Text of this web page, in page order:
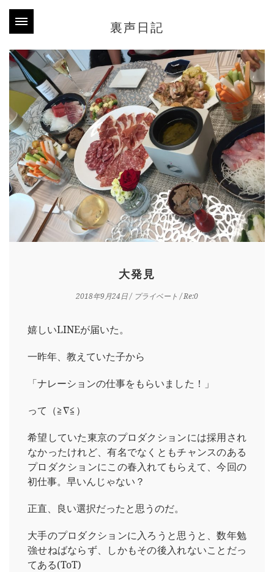
裏声日記
大発見
2018年9月24日/ プライベート / Re:0
嬉しいLINEが届いた。
一昨年、教えていた子から
「ナレーションの仕事をもらいました！」
って（≧∇≦）
希望していた東京のプロダクションには採用され
なかったけれど、有名でなくともチャンスのある
プロダクションにこの春入れてもらえて、今回の
初仕事。早いんじゃない？
正直、良い選択だったと思うのだ。
大手のプロダクションに入ろうと思うと、数年勉
強せねばならず、しかもその後入れないことだっ
てある(ToT)